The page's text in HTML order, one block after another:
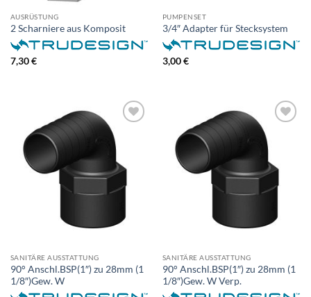
AUSRÜSTUNG
2 Scharniere aus Komposit
7,30€
PUMPENSET
3/4″ Adapter für Stecksystem
3,00€
SANITÄRE AUSSTATTUNG
90° Anschl.BSP(1″) zu 28mm (1
1/8″)Gew. W
SANITÄRE AUSSTATTUNG
90° Anschl.BSP(1″) zu 28mm (1
1/8″)Gew. W Verp.